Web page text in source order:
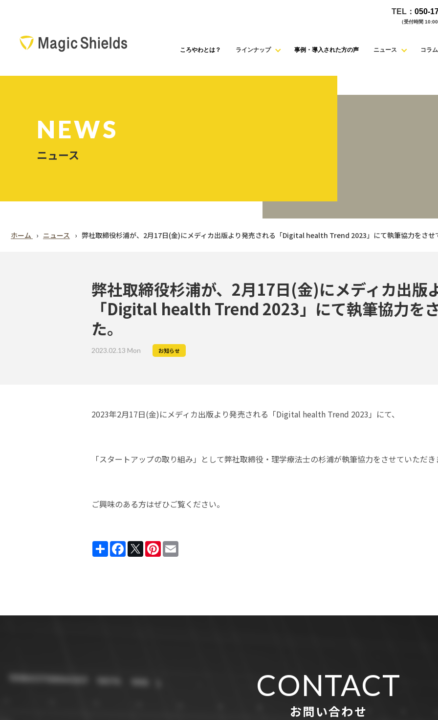
TEL： 050-
（受付時間
ころやわとは？ ラインナップ 事例・導入された方の声 ニュース コラム
NEWS
ニュース
ホーム ニュース 弊社取締役杉浦が、2月17日(金)にメディカ出版より発売される「Digital health Trend 2023」にて執筆協力をさせ
弊社取締役杉浦が、2月17日(金)にメディカ出版
「Digital health Trend 2023」にて執筆協力を
た。
2023.02.13 Mon お知らせ
2023年2月17日(金)にメディカ出版より発売される「Digital health Trend 2023」にて、
「スタートアップの取り組み」として弊社取締役・理学療法士の杉浦が執筆協力をさせていただ
ご興味のある方はぜひご覧ください。
ShareFacebook
TwitterPinterest
CONTACT
お問い合わせ